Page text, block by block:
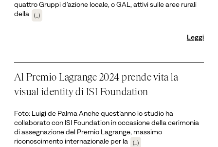
quattro Gruppi d’azione locale, o GAL, attivi sulle aree rurali
della
(...)
Leggi
Al Premio Lagrange 2024 prende vita la
visual identity di ISI Foundation
Foto: Luigi de Palma Anche quest’anno lo studio ha
collaborato con ISI Foundation in occasione della cerimonia
di assegnazione del Premio Lagrange, massimo
riconoscimento internazionale per la
(...)